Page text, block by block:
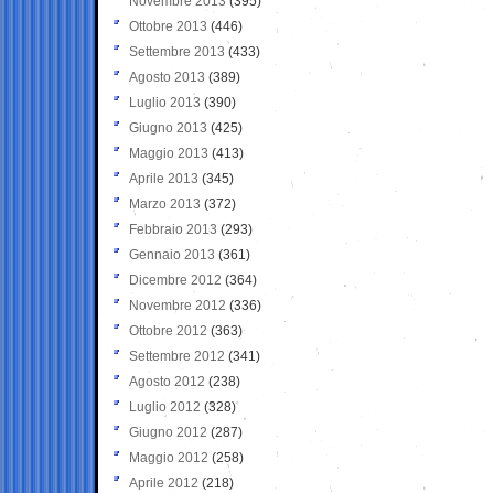
Ottobre 2013 (446)
Settembre 2013 (433)
Agosto 2013 (389)
Luglio 2013 (390)
Giugno 2013 (425)
Maggio 2013 (413)
Aprile 2013 (345)
Marzo 2013 (372)
Febbraio 2013 (293)
Gennaio 2013 (361)
Dicembre 2012 (364)
Novembre 2012 (336)
Ottobre 2012 (363)
Settembre 2012 (341)
Agosto 2012 (238)
Luglio 2012 (328)
Giugno 2012 (287)
Maggio 2012 (258)
Aprile 2012 (218)